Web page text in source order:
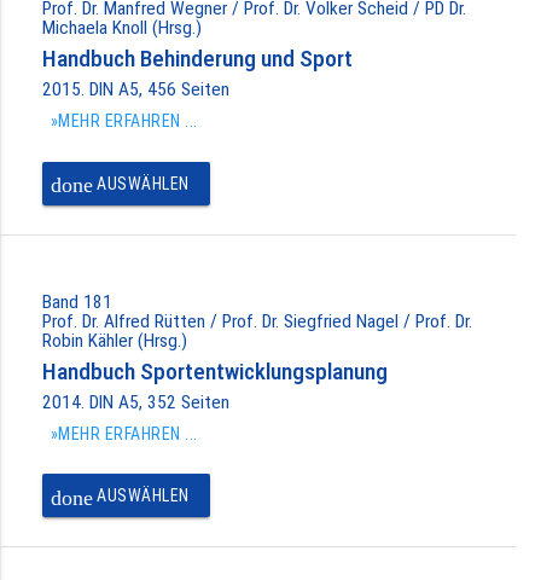
Prof. Dr. Manfred Wegner / Prof. Dr. Volker Scheid / PD Dr.
Michaela Knoll (Hrsg.)
Handbuch Behinderung und Sport
2015. DIN A5, 456 Seiten
»MEHR ERFAHREN ...
doneAUSWÄHLEN
Band 181
Prof. Dr. Alfred Rütten / Prof. Dr. Siegfried Nagel / Prof. Dr.
Robin Kähler (Hrsg.)
Handbuch Sportentwicklungsplanung
2014. DIN A5, 352 Seiten
»MEHR ERFAHREN ...
doneAUSWÄHLEN